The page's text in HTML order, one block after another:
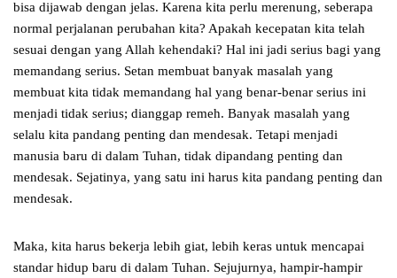
bisa dijawab dengan jelas. Karena kita perlu merenung, seberapa
normal perjalanan perubahan kita? Apakah kecepatan kita telah
sesuai dengan yang Allah kehendaki? Hal ini jadi serius bagi yang
memandang serius. Setan membuat banyak masalah yang
membuat kita tidak memandang hal yang benar-benar serius ini
menjadi tidak serius; dianggap remeh. Banyak masalah yang
selalu kita pandang penting dan mendesak. Tetapi menjadi
manusia baru di dalam Tuhan, tidak dipandang penting dan
mendesak. Sejatinya, yang satu ini harus kita pandang penting dan
mendesak.
Maka, kita harus bekerja lebih giat, lebih keras untuk mencapai
standar hidup baru di dalam Tuhan. Sejujurnya, hampir-hampir